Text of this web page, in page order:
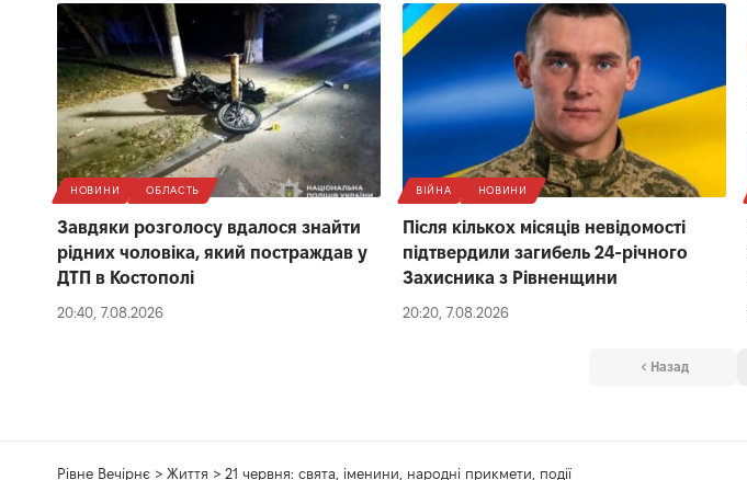
НОВИНИ ОБЛАСТЬ
Завдяки розголосу вдалося знайти
рідних чоловіка, який постраждав у
ДТП в Костополі
20:40, 7.08.2026
ВІЙНА НОВИНИ
Після кількох місяців невідомості
підтвердили загибель 24-річного
Захисника з Рівненщини
20:20, 7.08.2026
Назад
Рівне Вечірнє > Життя > 21 червня: свята, іменини, народні прикмети, події